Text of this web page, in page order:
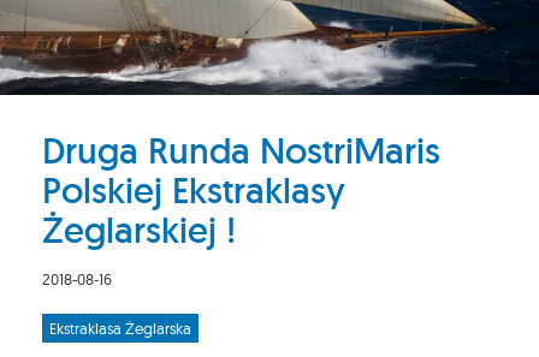
Druga Runda NostriMaris
Polskiej Ekstraklasy
Żeglarskiej !
2018-08-16
Ekstraklasa Żeglarska